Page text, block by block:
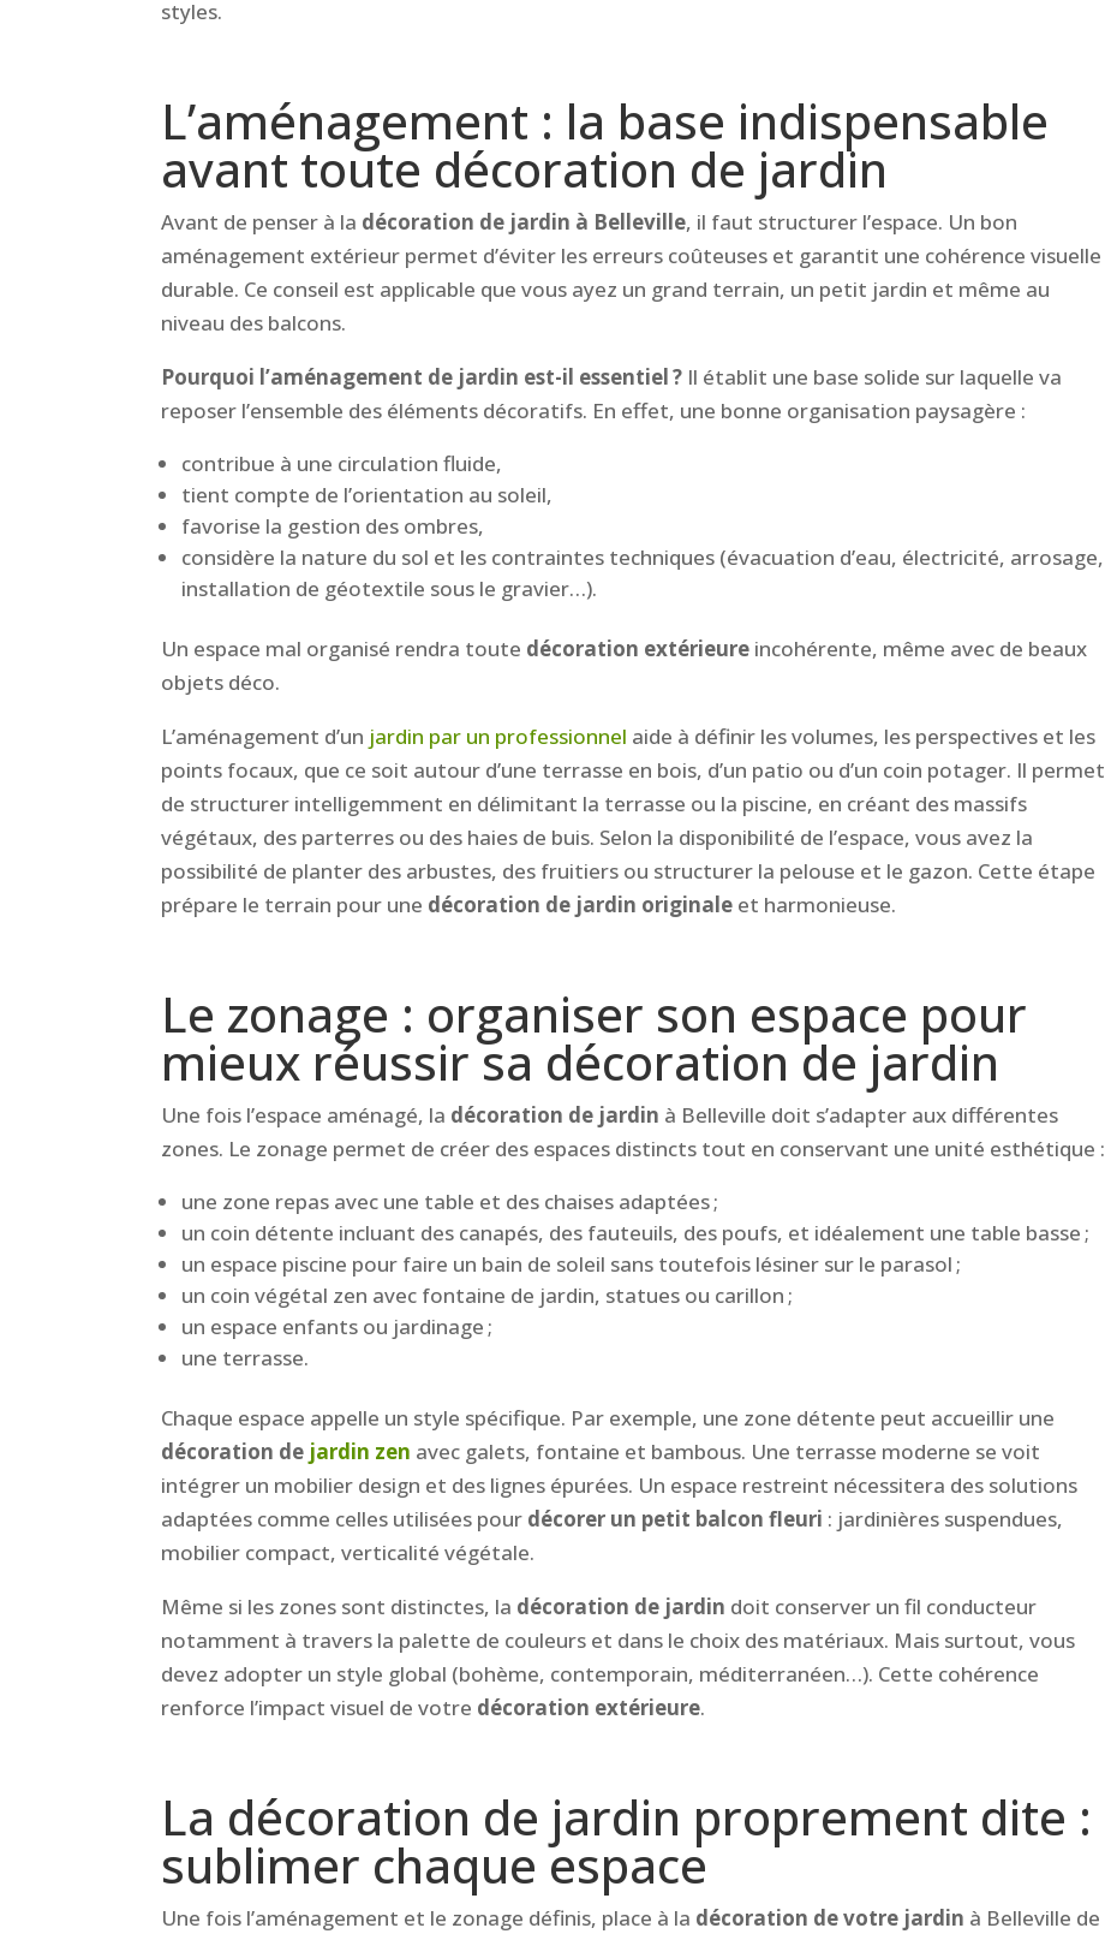
styles.
L’aménagement : la base indispensable
avant toute décoration de jardin
Avant de penser à la décoration de jardin à Belleville, il faut structurer l’espace. Un bon
aménagement extérieur permet d’éviter les erreurs coûteuses et garantit une cohérence visuelle
durable. Ce conseil est applicable que vous ayez un grand terrain, un petit jardin et même au
niveau des balcons.
Pourquoi l’aménagement de jardin est-il essentiel ? Il établit une base solide sur laquelle va
reposer l’ensemble des éléments décoratifs. En effet, une bonne organisation paysagère :
contribue à une circulation fluide,
tient compte de l’orientation au soleil,
favorise la gestion des ombres,
considère la nature du sol et les contraintes techniques (évacuation d’eau, électricité, arrosage,
installation de géotextile sous le gravier…).
Un espace mal organisé rendra toute décoration extérieure incohérente, même avec de beaux
objets déco.
L’aménagement d’un jardin par un professionnel aide à définir les volumes, les perspectives et les
points focaux, que ce soit autour d’une terrasse en bois, d’un patio ou d’un coin potager. Il permet
de structurer intelligemment en délimitant la terrasse ou la piscine, en créant des massifs
végétaux, des parterres ou des haies de buis. Selon la disponibilité de l’espace, vous avez la
possibilité de planter des arbustes, des fruitiers ou structurer la pelouse et le gazon. Cette étape
prépare le terrain pour une décoration de jardin originale et harmonieuse.
Le zonage : organiser son espace pour
mieux réussir sa décoration de jardin
Une fois l’espace aménagé, la décoration de jardin à Belleville doit s’adapter aux différentes
zones. Le zonage permet de créer des espaces distincts tout en conservant une unité esthétique :
une zone repas avec une table et des chaises adaptées ;
un coin détente incluant des canapés, des fauteuils, des poufs, et idéalement une table basse ;
un espace piscine pour faire un bain de soleil sans toutefois lésiner sur le parasol ;
un coin végétal zen avec fontaine de jardin, statues ou carillon ;
un espace enfants ou jardinage ;
une terrasse.
Chaque espace appelle un style spécifique. Par exemple, une zone détente peut accueillir une
décoration de jardin zen avec galets, fontaine et bambous. Une terrasse moderne se voit
intégrer un mobilier design et des lignes épurées. Un espace restreint nécessitera des solutions
adaptées comme celles utilisées pour décorer un petit balcon fleuri : jardinières suspendues,
mobilier compact, verticalité végétale.
Même si les zones sont distinctes, la décoration de jardin doit conserver un fil conducteur
notamment à travers la palette de couleurs et dans le choix des matériaux. Mais surtout, vous
devez adopter un style global (bohème, contemporain, méditerranéen…). Cette cohérence
renforce l’impact visuel de votre décoration extérieure.
La décoration de jardin proprement dite :
sublimer chaque espace
Une fois l’aménagement et le zonage définis, place à la décoration de votre jardin à Belleville de